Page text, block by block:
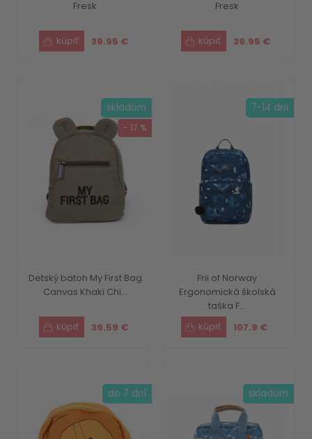
Fresk
39.95 €
Fresk
39.95 €
Detský batoh My First Bag
Canvas Khaki Chi...
39.59 €
skladom
- 17 %
Frii of Norway
Ergonomická školská
taška F...
107.9 €
7-14 dní
do 7 dní skladom